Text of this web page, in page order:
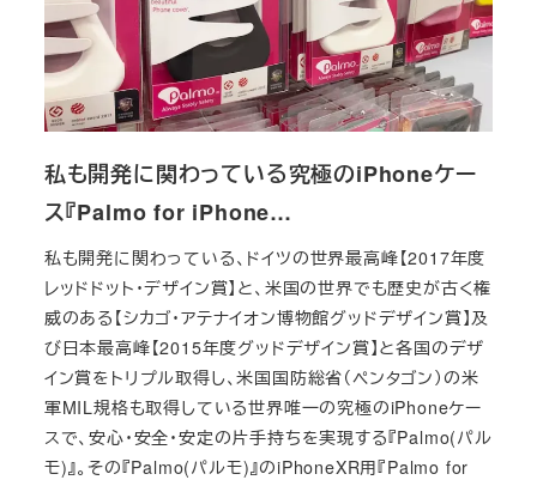
私も開発に関わっている究極のiPhoneケー
ス『Palmo for iPhone…
私も開発に関わっている、ドイツの世界最高峰【2017年度
レッドドット・デザイン賞】と、米国の世界でも歴史が古く権
威のある【シカゴ・アテナイオン博物館グッドデザイン賞】及
び日本最高峰【2015年度グッドデザイン賞】と各国のデザ
イン賞をトリプル取得し、米国国防総省（ペンタゴン）の米
軍MIL規格も取得している世界唯一の究極のiPhoneケー
スで、安心・安全・安定の片手持ちを実現する『Palmo(パル
モ)』。その『Palmo(パルモ)』のiPhoneXR用『Palmo for